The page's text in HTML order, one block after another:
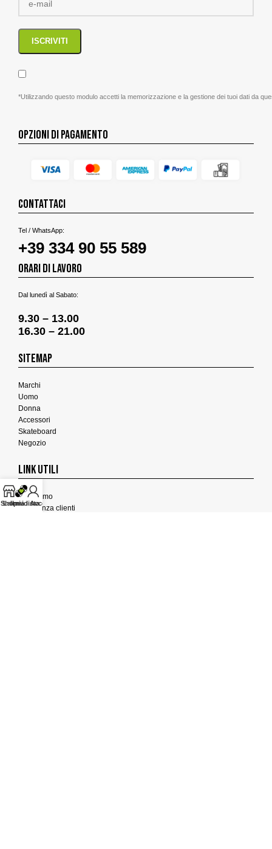
*Utilizzando questo modulo accetti la memorizzazione e la gestione dei tuoi dati da
OPZIONI DI PAGAMENTO
CONTATTACI
Tel / WhatsApp:
+39 334 90 55 589
ORARI DI LAVORO
Dal lunedì al Sabato:
9.30 – 13.00
16.30 – 21.00
SITEMAP
Marchi
Uomo
Donna
Accessori
Skateboard
Negozio
LINK UTILI
Chi Siamo
Assistenza clienti
Shop
La mia lista
Il mio Account